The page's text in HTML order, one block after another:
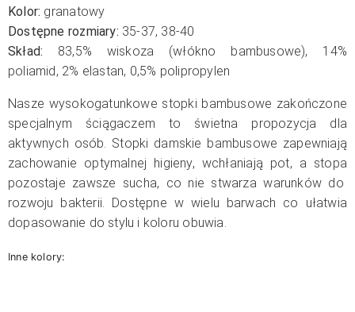
Kolor: granatowy
Dostępne rozmiary: 35-37, 38-40
Skład:
83,5% wiskoza (włókno bambusowe), 14%
poliamid, 2% elastan, 0,5% polipropylen
Nasze wysokogatunkowe stopki bambusowe zakończone
specjalnym ściągaczem to świetna propozycja dla
aktywnych osób. Stopki damskie bambusowe zapewniają
zachowanie optymalnej higieny, wchłaniają pot, a stopa
pozostaje zawsze sucha, co nie stwarza warunków do
rozwoju bakterii. Dostępne w wielu barwach co ułatwia
dopasowanie do stylu i koloru obuwia.
Inne kolory: